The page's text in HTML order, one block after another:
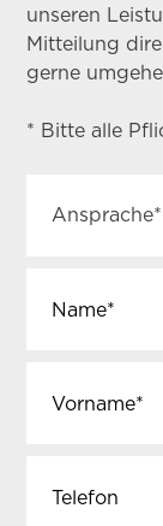
unseren
Mitteilung
gerne
* Bitte alle